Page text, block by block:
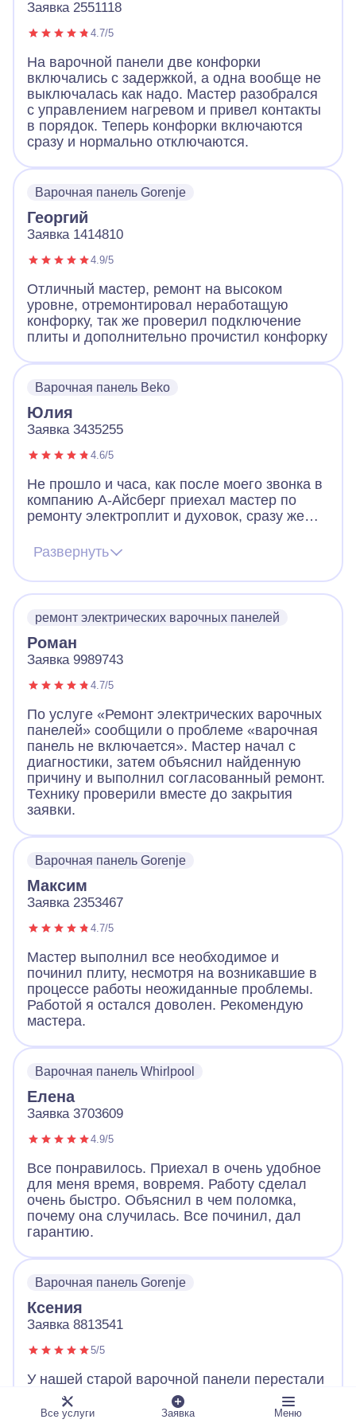
Заявка 2551118
4.7/5
На варочной панели две конфорки
включались с задержкой, а одна вообще не
выключалась как надо. Мастер разобрался
с управлением нагревом и привел контакты
в порядок. Теперь конфорки включаются
сразу и нормально отключаются.
Варочная панель Gorenje
Георгий
Заявка 1414810
4.9/5
Отличный мастер, ремонт на высоком
уровне, отремонтировал неработащую
конфорку, так же проверил подключение
плиты и дополнительно прочистил конфорку
Варочная панель Beko
Юлия
Заявка 3435255
4.6/5
Не прошло и часа, как после моего звонка в
компанию А-Айсберг приехал мастер по
ремонту электроплит и духовок, сразу же
панели и на месте устранил ее. В дни
карантина, когда почти никто вокруг не
работает - это просто чудо! Будем
самоизолироваться с вкусной выпечкой.
Большое спасибо!
Развернуть
ремонт электрических варочных панелей
Роман
Заявка 9989743
4.7/5
По услуге «Ремонт электрических варочных
панелей» сообщили о проблеме «варочная
панель не включается». Мастер начал с
диагностики, затем объяснил найденную
причину и выполнил согласованный ремонт.
Технику проверили вместе до закрытия
заявки.
Варочная панель Gorenje
Максим
Заявка 2353467
4.7/5
Мастер выполнил все необходимое и
починил плиту, несмотря на возникавшие в
процессе работы неожиданные проблемы.
Работой я остался доволен. Рекомендую
мастера.
Варочная панель Whirlpool
Елена
Заявка 3703609
4.9/5
Все понравилось. Приехал в очень удобное
для меня время, вовремя. Работу сделал
очень быстро. Объяснил в чем поломка,
почему она случилась. Все починил, дал
гарантию.
Варочная панель Gorenje
Ксения
Заявка 8813541
5/5
У нашей старой варочной панели перестали
работать конфорки. Когда встал вопрос:
«Где искать мастера, чтобы обязательно
Все услуги Заявка Меню